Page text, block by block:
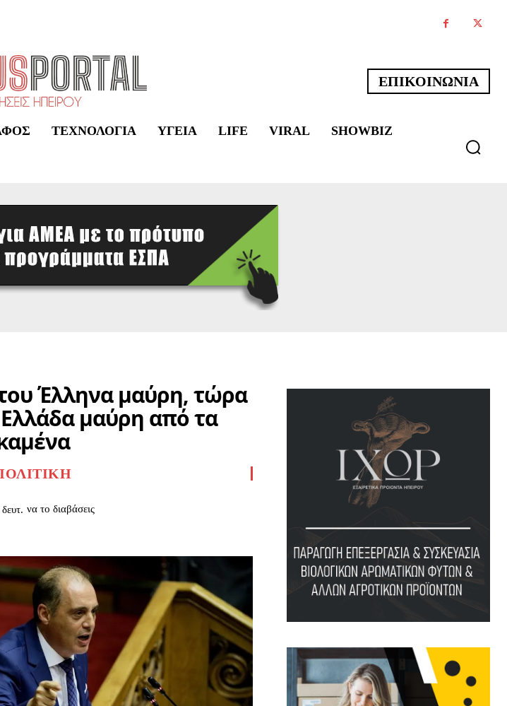
ΕΠΙΚΟΙΝΩΝΙΑ
ΤΕΧΝΟΛΟΓΊΑ ΥΓΕΊΑ LIFE VIRAL SHOWBIZ
Έλληνα μαύρη, τώρα
Ελλάδα μαύρη από τα
δευτ. να το διαβάσεις